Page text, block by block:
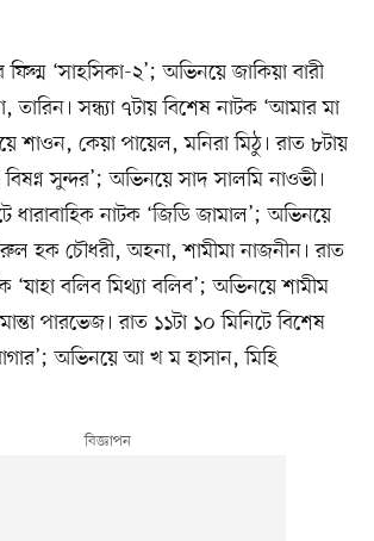
‘সাহসিকা-২’; অভিনয়ে জাকিয়া বারী
সন্ধ্যা ৭টায় বিশেষ নাটক ‘আমার মা
শাওন, কেয়া পায়েল, মনিরা মিঠু। রাত ৮টায়
সুন্দর’; অভিনয়ে সাদ সালমি নাওভী।
ধারাবাহিক নাটক ‘জিডি জামাল’; অভিনয়ে
হক চৌধরী, অহনা, শামীমা নাজনীন। রাত
‘যাহা বলিব মিথ্যা বলিব’; অভিনয়ে শামীম
পারভেজ। রাত ১১টা ১০ মিনিটে বিশেষ
অভিনয়ে আ খ ম হাসান, মিহি